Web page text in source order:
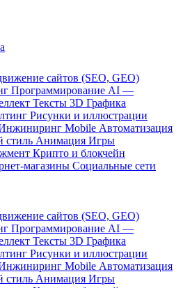
сайтов (SEO, GEO)
Программирование AI —
Тексты 3D Графика
Рисунки и иллюстрации
Mobile Автоматизация
Анимация Игры
Крипто и блокчейн
магазины Социальные сети
сайтов (SEO, GEO)
Программирование AI —
Тексты 3D Графика
Рисунки и иллюстрации
Mobile Автоматизация
Анимация Игры